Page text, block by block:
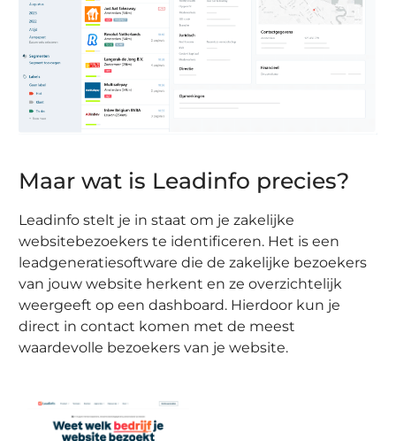
Maar wat is Leadinfo precies?
Leadinfo stelt je in staat om je zakelijke
websitebezoekers te identificeren. Het is een
leadgeneratiesoftware die de zakelijke bezoekers
van jouw website herkent en ze overzichtelijk
weergeeft op een dashboard. Hierdoor kun je
direct in contact komen met de meest
waardevolle bezoekers van je website.